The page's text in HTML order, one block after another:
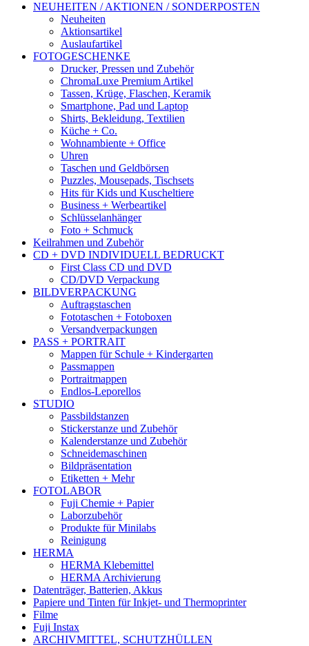
NEUHEITEN / AKTIONEN / SONDERPOSTEN
Neuheiten
Aktionsartikel
Auslaufartikel
FOTOGESCHENKE
Drucker, Pressen und Zubehör
ChromaLuxe Premium Artikel
Tassen, Krüge, Flaschen, Keramik
Smartphone, Pad und Laptop
Shirts, Bekleidung, Textilien
Küche + Co.
Wohnambiente + Office
Uhren
Taschen und Geldbörsen
Puzzles, Mousepads, Tischsets
Hits für Kids und Kuscheltiere
Business + Werbeartikel
Schlüsselanhänger
Foto + Schmuck
Keilrahmen und Zubehör
CD + DVD INDIVIDUELL BEDRUCKT
First Class CD und DVD
CD/DVD Verpackung
BILDVERPACKUNG
Auftragstaschen
Fototaschen + Fotoboxen
Versandverpackungen
PASS + PORTRAIT
Mappen für Schule + Kindergarten
Passmappen
Portraitmappen
Endlos-Leporellos
STUDIO
Passbildstanzen
Stickerstanze und Zubehör
Kalenderstanze und Zubehör
Schneidemaschinen
Bildpräsentation
Etiketten + Mehr
FOTOLABOR
Fuji Chemie + Papier
Laborzubehör
Produkte für Minilabs
Reinigung
HERMA
HERMA Klebemittel
HERMA Archivierung
Datenträger, Batterien, Akkus
Papiere und Tinten für Inkjet- und Thermoprinter
Filme
Fuji Instax
ARCHIVMITTEL, SCHUTZHÜLLEN